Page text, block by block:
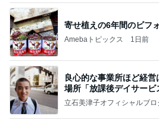
寄せ植えの6年間のビフ
Amebaトピックス 1日前
良心的な事業所ほど経
場所「放課後デイサー
実の
立石美津子オフィシャルブロ